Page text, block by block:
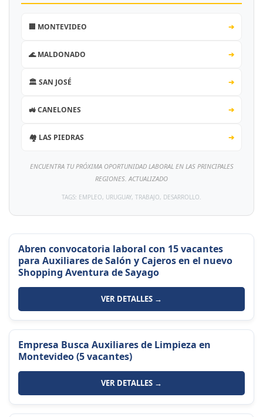
🏢 MONTEVIDEO ➔
🌊 MALDONADO ➔
🏛️ SAN JOSÉ ➔
🚜 CANELONES ➔
🏘️ LAS PIEDRAS ➔
ENCUENTRA TU PRÓXIMA OPORTUNIDAD LABORAL EN LAS PRINCIPALES
REGIONES. ACTUALIZADO
TAGS: EMPLEO, URUGUAY, TRABAJO, DESARROLLO.
Abren convocatoria laboral con 15 vacantes
para Auxiliares de Salón y Cajeros en el nuevo
Shopping Aventura de Sayago
VER DETALLES →
Empresa Busca Auxiliares de Limpieza en
Montevideo (5 vacantes)
VER DETALLES →